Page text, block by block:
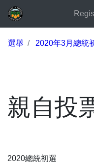
選舉 2020年3月總統
親自投
2020總統初選